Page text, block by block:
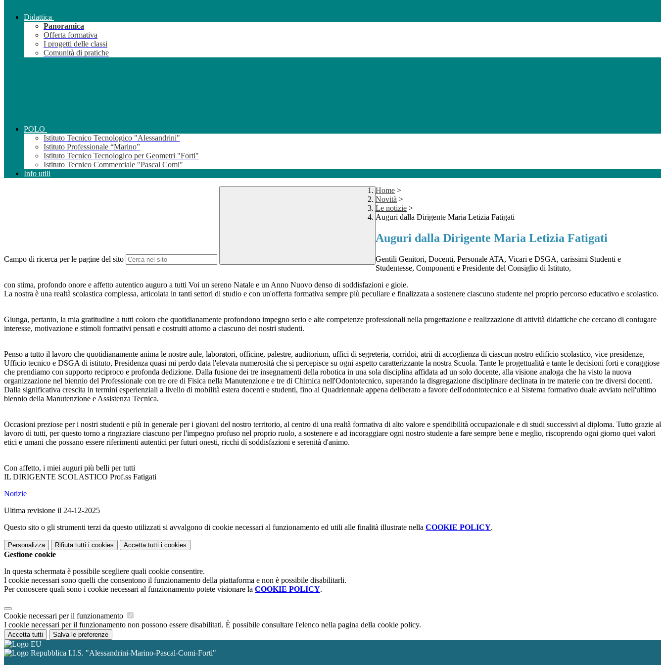
Didattica
Panoramica
Offerta formativa
I progetti delle classi
Comunità di pratiche
POLO
Istituto Tecnico Tecnologico "Alessandrini"
Istituto Professionale “Marino”
Istituto Tecnico Tecnologico per Geometri "Forti"
Istituto Tecnico Commerciale "Pascal Comi"
Info utili
Campo di ricerca per le pagine del sito
Home >
Novità >
Le notizie >
Auguri dalla Dirigente Maria Letizia Fatigati
Auguri dalla Dirigente Maria Letizia Fatigati
Gentili Genitori, Docenti, Personale ATA, Vicari e DSGA, carissimi Studenti e
Studentesse, Componenti e Presidente del Consiglio di Istituto,
con stima, profondo onore e affetto autentico auguro a tutti Voi un sereno Natale e un Anno Nuovo denso di soddisfazioni e gioie.
La nostra è una realtà scolastica complessa, articolata in tanti settori di studio e con un'offerta formativa sempre più peculiare e finalizzata a sostenere ciascuno studente nel proprio percorso educativo e scolastico.
Giunga, pertanto, la mia gratitudine a tutti coloro che quotidianamente profondono impegno serio e alte competenze professionali nella progettazione e realizzazione di attività didattiche che cercano di coniugare
interesse, motivazione e stimoli formativi pensati e costruiti attorno a ciascuno dei nostri studenti.
Penso a tutto il lavoro che quotidianamente anima le nostre aule, laboratori, officine, palestre, auditorium, uffici di segreteria, corridoi, atrii di accoglienza di ciascun nostro edificio scolastico, vice presidenze,
Ufficio tecnico e DSGA di istituto, Presidenza quasi mi perdo data l'elevata numerosità che si percepisce su ogni aspetto caratterizzante la nostra Scuola. Tante le progettualità e tante le decisioni forti e coraggiose
che prendiamo con supporto reciproco e profonda dedizione. Dalla fusione dei tre insegnamenti della robotica in una sola disciplina affidata ad un solo docente, alla visione analoga che ha visto la nuova
organizzazione nel biennio del Professionale con tre ore di Fisica nella Manutenzione e tre di Chimica nell'Odontotecnico, superando la disgregazione disciplinare declinata in tre materie con tre diversi docenti.
Dalla significativa crescita in termini esperienziali a livello di mobilità estera docenti e studenti, fino al Quadriennale appena deliberato a favore dell'odontotecnico e al Sistema formativo duale avviato nell'ultimo
biennio della Manutenzione e Assistenza Tecnica.
Occasioni preziose per i nostri studenti e più in generale per i giovani del nostro territorio, al centro di una realtà formativa di alto valore e spendibilità occupazionale e di studi successivi al diploma. Tutto grazie al
lavoro di tutti, per questo torno a ringraziare ciascuno per l'impegno profuso nel proprio ruolo, a sostenere e ad incoraggiare ogni nostro studente a fare sempre bene e meglio, riscoprendo ogni giorno quei valori
etici e umani che possano essere riferimenti autentici per futuri onesti, ricchi dí soddisfazioni e serenità d'animo.
Con affetto, i miei auguri più belli per tutti
IL DIRIGENTE SCOLASTICO Prof.ss Fatigati
Notizie
Ultima revisione il 24-12-2025
Questo sito o gli strumenti terzi da questo utilizzati si avvalgono di cookie necessari al funzionamento ed utili alle finalità illustrate nella COOKIE POLICY.
Personalizza Rifiuta tutti i cookies Accetta tutti i cookies
Gestione cookie
In questa schermata è possibile scegliere quali cookie consentire.
I cookie necessari sono quelli che consentono il funzionamento della piattaforma e non è possibile disabilitarli.
Per conoscere quali sono i cookie necessari al funzionamento potete visionare la COOKIE POLICY.
Cookie necessari per il funzionamento
I cookie necessari per il funzionamento non possono essere disabilitati. È possibile consultare l'elenco nella pagina della cookie policy.
Accetta tutti Salva le preferenze
I.I.S. "Alessandrini-Marino-Pascal-Comi-Forti"